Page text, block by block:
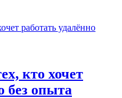
кто хочет
без опыта